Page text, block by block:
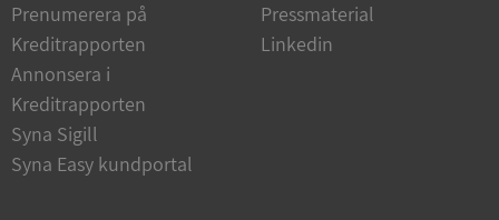
Prenumerera på
Kreditrapporten
Annonsera i
Kreditrapporten
Syna Sigill
Syna Easy kundportal
Pressmaterial
Linkedin
_GRECAPTCHA
Google LLC